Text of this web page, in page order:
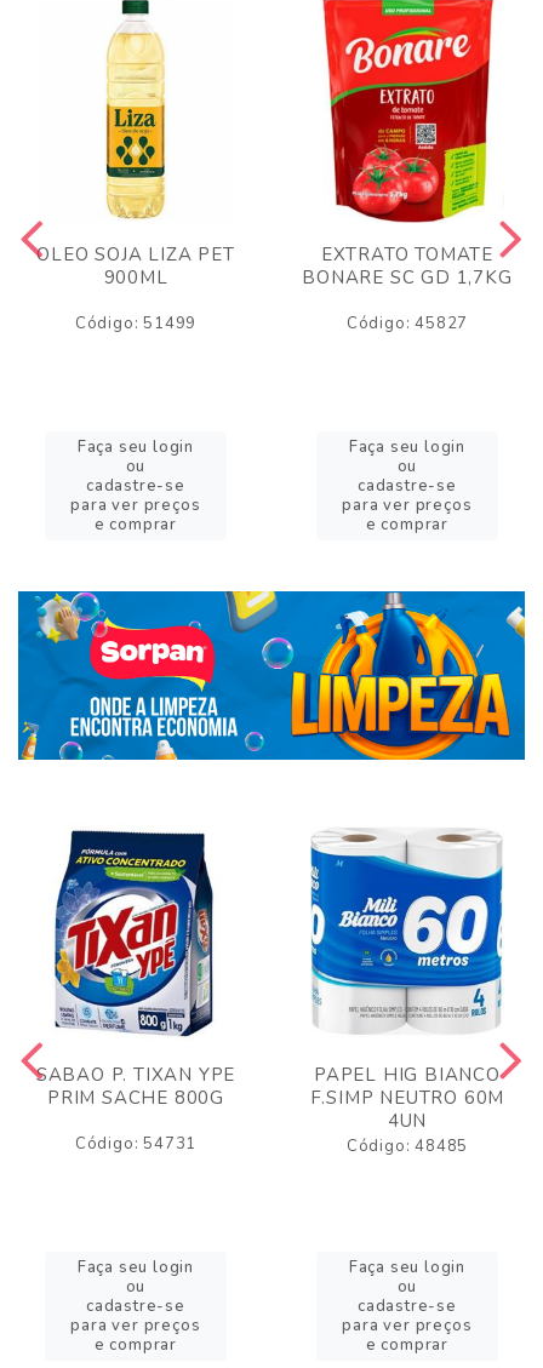
OLEO SOJA LIZA PET
900ML
Código: 51499
Faça seu login
ou
cadastre-se
para ver preços
e comprar
EXTRATO TOMATE
BONARE SC GD 1,7KG
Código: 45827
Faça seu login
ou
cadastre-se
para ver preços
e comprar
SABAO P. TIXAN YPE
PRIM SACHE 800G
Código: 54731
Faça seu login
ou
cadastre-se
para ver preços
e comprar
PAPEL HIG BIANCO
F.SIMP NEUTRO 60M
4UN
Código: 48485
Faça seu login
ou
cadastre-se
para ver preços
e comprar